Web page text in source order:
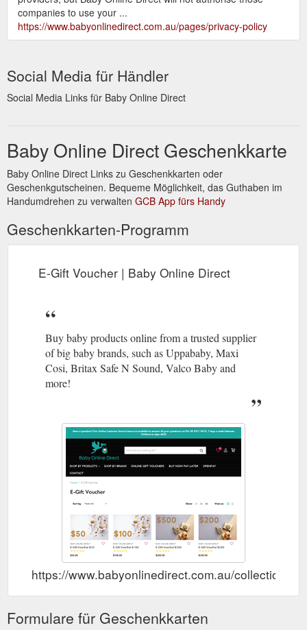
companies to use your ...
https://www.babyonlinedirect.com.au/pages/privacy-policy
Social Media für Händler
Social Media Links für Baby Online Direct
Baby Online Direct Geschenkkarte
Baby Online Direct Links zu Geschenkkarten oder
Geschenkgutscheinen. Bequeme Möglichkeit, das Guthaben im
Handumdrehen zu verwalten GCB App fürs Handy
Geschenkkarten-Programm
E-Gift Voucher | Baby Online Direct
Buy baby products online from a trusted supplier
of big baby brands, such as Uppababy, Maxi
Cosi, Britax Safe N Sound, Valco Baby and
more!
https://www.babyonlinedirect.com.au/collections/
Formulare für Geschenkkarten